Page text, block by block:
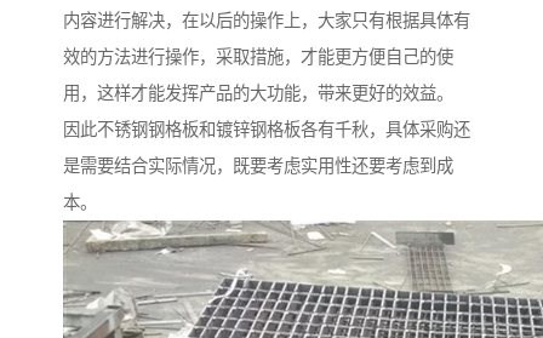
内容进行解决，在以后的操作上，大家只有根据具体有
效的方法进行操作，采取措施，才能更方便自己的使
用，这样才能发挥产品的大功能，带来更好的效益。
因此不锈钢钢格板和镀锌钢格板各有千秋，具体采购还
是需要结合实际情况，既要考虑实用性还要考虑到成
本。